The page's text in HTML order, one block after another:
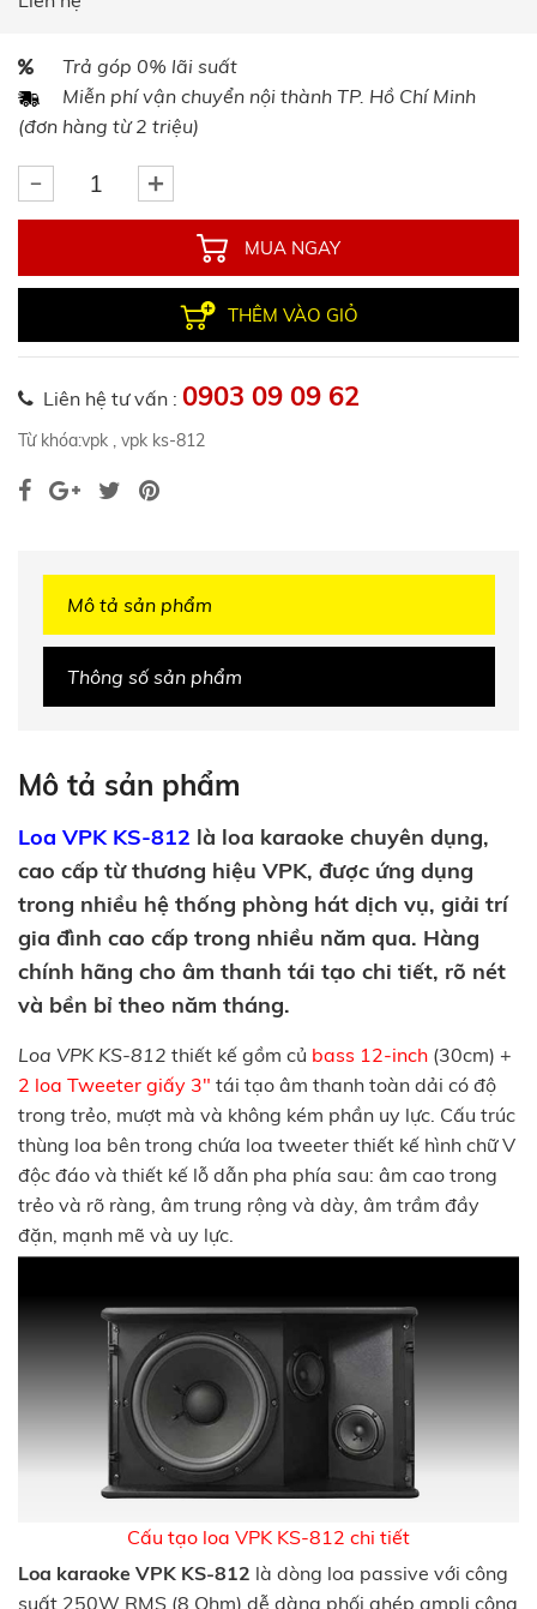
Trả góp 0% lãi suất
Miễn phí vận chuyển nội thành TP. Hồ Chí Minh
(đơn hàng từ 2 triệu)
MUA NGAY
THÊM VÀO GIỎ
Liên hệ tư vấn : 0903 09 09 62
Từ khóa:vpk , vpk ks-812
Mô tả sản phẩm
Thông số sản phẩm
Mô tả sản phẩm
Loa VPK KS-812 là loa karaoke chuyên dụng,
cao cấp từ thương hiệu VPK, được ứng dụng
trong nhiều hệ thống phòng hát dịch vụ, giải trí
gia đình cao cấp trong nhiều năm qua. Hàng
chính hãng cho âm thanh tái tạo chi tiết, rõ nét
và bền bỉ theo năm tháng.
Loa VPK KS-812 thiết kế gồm củ bass 12-inch (30cm) +
2 loa Tweeter giấy 3" tái tạo âm thanh toàn dải có độ
trong trẻo, mượt mà và không kém phần uy lực. Cấu trúc
thùng loa bên trong chứa loa tweeter thiết kế hình chữ V
độc đáo và thiết kế lỗ dẫn pha phía sau: âm cao trong
trẻo và rõ ràng, âm trung rộng và dày, âm trầm đầy
đặn, mạnh mẽ và uy lực.
Cấu tạo loa VPK KS-812 chi tiết
Loa karaoke VPK KS-812 là dòng loa passive với công
suất 250W RMS (8 Ohm) dễ dàng phối ghép ampli công